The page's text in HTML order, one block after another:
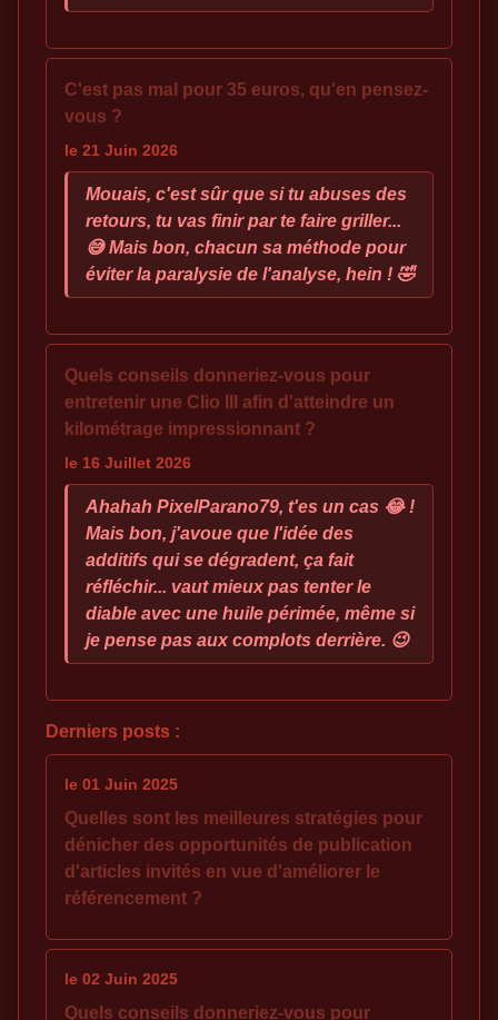
C'est pas mal pour 35 euros, qu'en pensez-
vous ?
le 21 Juin 2026
Mouais, c'est sûr que si tu abuses des
retours, tu vas finir par te faire griller...
😅 Mais bon, chacun sa méthode pour
éviter la paralysie de l'analyse, hein ! 🤣
Quels conseils donneriez-vous pour
entretenir une Clio III afin d'atteindre un
kilométrage impressionnant ?
le 16 Juillet 2026
Ahahah PixelParano79, t'es un cas 😂 !
Mais bon, j'avoue que l'idée des
additifs qui se dégradent, ça fait
réfléchir... vaut mieux pas tenter le
diable avec une huile périmée, même si
je pense pas aux complots derrière. 😉
Derniers posts :
le 01 Juin 2025
Quelles sont les meilleures stratégies pour
dénicher des opportunités de publication
d'articles invités en vue d'améliorer le
référencement ?
le 02 Juin 2025
Quels conseils donneriez-vous pour